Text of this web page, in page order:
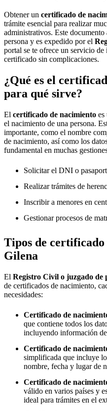
Obtener un certificado de
trámite esencial para realizar
administrativos. Este
persona y es expedido por el
portal se te ofrece un servicio
certificado sin complicaciones.
¿Qué es el
para qué sirve?
El certificado de nacimiento es
el nacimiento de una persona.
importante, como el nombre
de nacimiento, así como los
fundamental en muchas
Solicitar el DNI o
Realizar trámites de
Inscribir a menores en
Gestionar procesos de
Tipos de
Gilena
El Registro Civil o juzgado de
de certificados de nacimiento,
necesidades:
Certificado de
que contiene todos los
incluyendo información
Certificado de
simplificada que incluye
nombre, fecha y lugar de
Certificado de
válido en varios países y
ideal para trámites en el